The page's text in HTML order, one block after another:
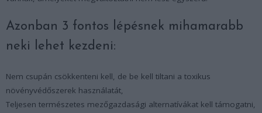
Azonban 3 fontos lépésnek mihamarabb
neki lehet kezdeni:
Nem csupán csökkenteni kell, de be kell tiltani a toxikus
növényvédőszerek használatát,
Teljesen természetes mezőgazdasági alternatívákat kell támogatni,